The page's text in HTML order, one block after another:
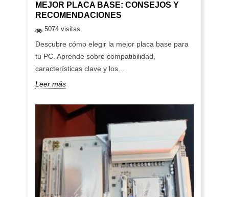
MEJOR PLACA BASE: CONSEJOS Y
RECOMENDACIONES
5074 visitas
Descubre cómo elegir la mejor placa base para
tu PC. Aprende sobre compatibilidad,
características clave y los...
Leer más